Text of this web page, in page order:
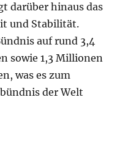
darüber hinaus das
und Stabilität.
auf rund 3,4
sowie 1,3 Millionen
was es zum
der Welt